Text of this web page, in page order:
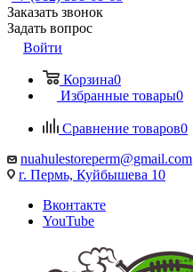
Заказать звонок
Задать вопрос
Войти
Корзина0
Избранные товары0
Сравнение товаров0
nuahulestoreperm@gmail.com
г. Пермь, Куйбышева 10
Вконтакте
YouTube